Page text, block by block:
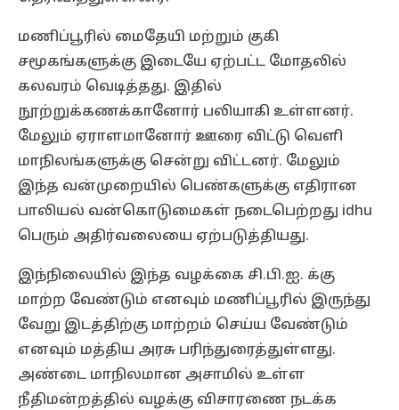
மணிப்பூரில் மைதேயி மற்றும் குகி
சமூகங்களுக்கு இடையே ஏற்பட்ட மோதலில்
கலவரம் வெடித்தது. இதில்
நூற்றுக்கணக்கானோர் பலியாகி உள்ளனர்.
மேலும் ஏராளமானோர் ஊரை விட்டு வெளி
மாநிலங்களுக்கு சென்று விட்டனர். மேலும்
இந்த வன்முறையில் பெண்களுக்கு எதிரான
பாலியல் வன்கொடுமைகள் நடைபெற்றது idhu
பெரும் அதிர்வலையை ஏற்படுத்தியது.
இந்நிலையில் இந்த வழக்கை சி.பி.ஐ. க்கு
மாற்ற வேண்டும் எனவும் மணிப்பூரில் இருந்து
வேறு இடத்திற்கு மாற்றம் செய்ய வேண்டும்
எனவும் மத்திய அரசு பரிந்துரைத்துள்ளது.
அண்டை மாநிலமான அசாமில் உள்ள
நீதிமன்றத்தில் வழக்கு விசாரணை நடக்க